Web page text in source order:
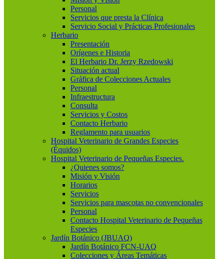
Personal
Servicios que presta la Clínica
Servicio Social y Prácticas Profesionales
Herbario
Presentación
Orígenes e Historia
El Herbario Dr. Jerzy Rzedowski
Situación actual
Gráfica de Colecciones Actuales
Personal
Infraestructura
Consulta
Servicios y Costos
Contacto Herbario
Reglamento para usuarios
Hospital Veterinario de Grandes Especies
(Équidos)
Hospital Veterinario de Pequeñas Especies.
¿Quienes somos?
Misión y Visión
Horarios
Servicios
Servicios para mascotas no convencionales
Personal
Contacto Hospital Veterinario de Pequeñas
Especies
Jardín Botánico (JBUAQ)
Jardín Botánico FCN-UAQ
Colecciones y Áreas Temáticas